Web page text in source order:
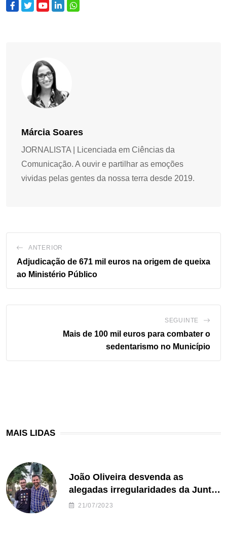
Márcia Soares
JORNALISTA | Licenciada em Ciências da
Comunicação. A ouvir e partilhar as emoções
vividas pelas gentes da nossa terra desde 2019.
ANTERIOR
Adjudicação de 671 mil euros na origem de queixa
ao Ministério Público
SEGUINTE
Mais de 100 mil euros para combater o
sedentarismo no Município
MAIS LIDAS
João Oliveira desvenda as
alegadas irregularidades da Junta
de Freguesia S. João de Ver
21/07/2023